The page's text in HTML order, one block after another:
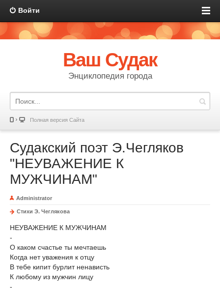
Войти
Ваш Судак
Энциклопедия города
Полная версия Сайта
Судакский поэт Э.Чегляков
"НЕУВАЖЕНИЕ К
МУЖЧИНАМ"
Administrator
Стихи Э. Чеглякова
НЕУВАЖЕНИЕ К МУЖЧИНАМ
-
О каком счастье ты мечтаешь
Когда нет уважения к отцу
В тебе кипит бурлит ненависть
К любому из мужчин лицу
-